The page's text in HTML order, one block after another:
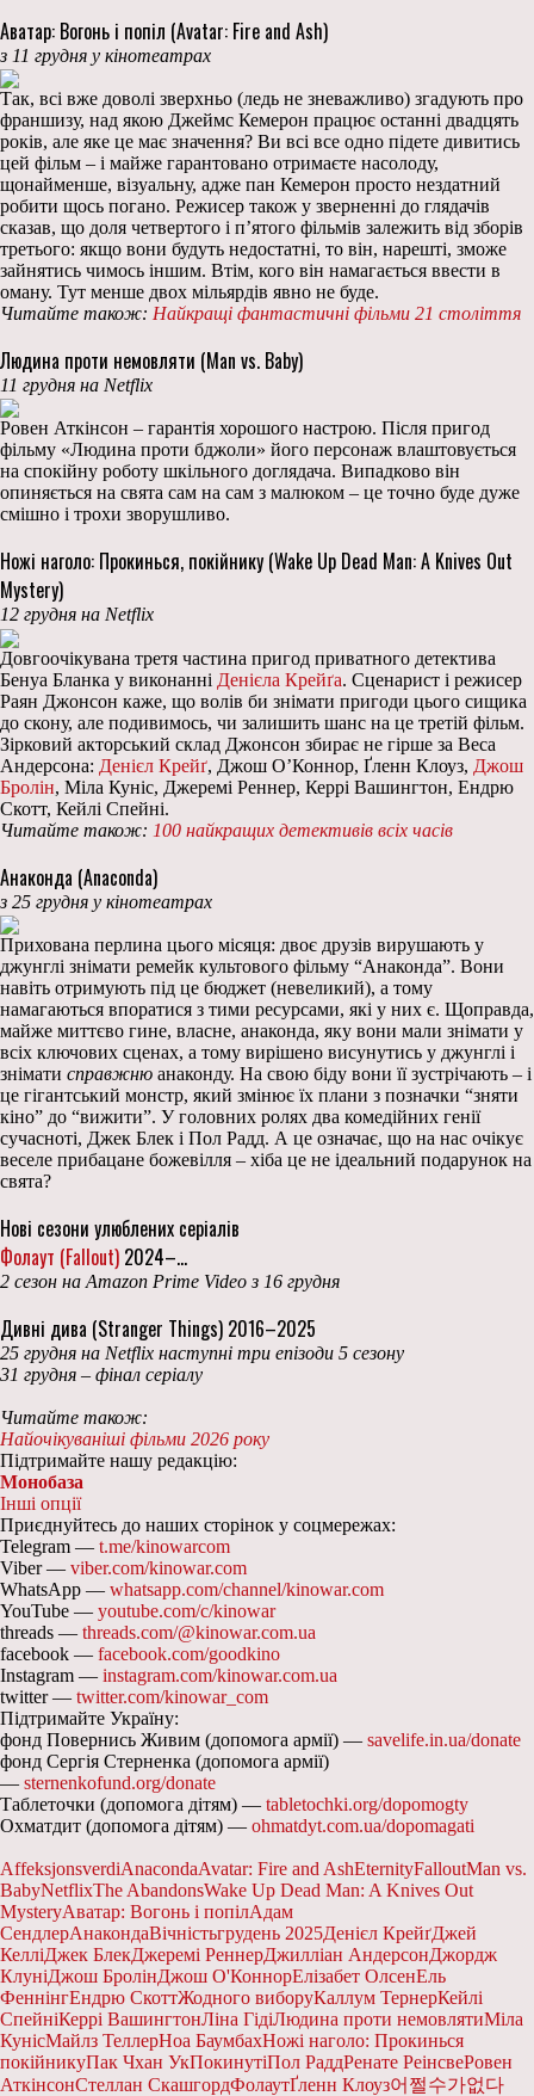
Аватар: Вогонь і попіл (Avatar: Fire and Ash)
з 11 грудня у кінотеатрах
Так, всі вже доволі зверхньо (ледь не зневажливо) згадують про
франшизу, над якою Джеймс Кемерон працює останні двадцять
років, але яке це має значення? Ви всі все одно підете дивитись
цей фільм – і майже гарантовано отримаєте насолоду,
щонайменше, візуальну, адже пан Кемерон просто нездатний
робити щось погано. Режисер також у зверненні до глядачів
сказав, що доля четвертого і п’ятого фільмів залежить від зборів
третього: якщо вони будуть недостатні, то він, нарешті, зможе
зайнятись чимось іншим. Втім, кого він намагається ввести в
оману. Тут менше двох мільярдів явно не буде.
Читайте також: Найкращі фантастичні фільми 21 століття
Людина проти немовляти (Man vs. Baby)
11 грудня на Netflix
Ровен Аткінсон – гарантія хорошого настрою. Після пригод
фільму «Людина проти бджоли» його персонаж влаштовується
на спокійну роботу шкільного доглядача. Випадково він
опиняється на свята сам на сам з малюком – це точно буде дуже
смішно і трохи зворушливо.
Ножі наголо: Прокинься, покійнику (Wake Up Dead Man: A Knives Out
Mystery)
12 грудня на Netflix
Довгоочікувана третя частина пригод приватного детектива
Бенуа Бланка у виконанні Денієла Крейґа. Сценарист і режисер
Раян Джонсон каже, що волів би знімати пригоди цього сищика
до скону, але подивимось, чи залишить шанс на це третій фільм.
Зірковий акторський склад Джонсон збирає не гірше за Веса
Андерсона: Денієл Крейґ, Джош О’Коннор, Ґленн Клоуз, Джош
Бролін, Міла Куніс, Джеремі Реннер, Керрі Вашингтон, Ендрю
Скотт, Кейлі Спейні.
Читайте також: 100 найкращих детективів всіх часів
Анаконда (Anaconda)
з 25 грудня у кінотеатрах
Прихована перлина цього місяця: двоє друзів вирушають у
джунглі знімати ремейк культового фільму “Анаконда”. Вони
навіть отримують під це бюджет (невеликий), а тому
намагаються впоратися з тими ресурсами, які у них є. Щоправда,
майже миттєво гине, власне, анаконда, яку вони мали знімати у
всіх ключових сценах, а тому вирішено висунутись у джунглі і
знімати справжню анаконду. На свою біду вони її зустрічають – і
це гігантський монстр, який змінює їх плани з позначки “зняти
кіно” до “вижити”. У головних ролях два комедійних генії
сучасноті, Джек Блек і Пол Радд. А це означає, що на нас очікує
веселе прибацане божевілля – хіба це не ідеальний подарунок на
свята?
Нові сезони улюблених серіалів
Фолаут (Fallout) 2024–…
2 сезон на Amazon Prime Video з 16 грудня
Дивні дива (Stranger Things) 2016–2025
25 грудня на Netflix наступні три епізоди 5 сезону
31 грудня – фінал серіалу
Читайте також:
Найочікуваніші фільми 2026 року
Підтримайте нашу редакцію:
Монобаза
Інші опції
Приєднуйтесь до наших сторінок у соцмережах:
Telegram — t.me/kinowarcom
Viber — viber.com/kinowar.com
WhatsApp — whatsapp.com/channel/kinowar.com
YouTube — youtube.com/c/kinowar
threads — threads.com/@kinowar.com.ua
facebook — facebook.com/goodkino
Instagram — instagram.com/kinowar.com.ua
twitter — twitter.com/kinowar_com
Підтримайте Україну:
фонд Повернись Живим (допомога армії) — savelife.in.ua/donate
фонд Сергія Стерненка (допомога армії)
— sternenkofund.org/donate
Таблеточки (допомога дітям) — tabletochki.org/dopomogty
Охматдит (допомога дітям) — ohmatdyt.com.ua/dopomagati
AffeksjonsverdiAnacondaAvatar: Fire and AshEternityFalloutMan vs.
BabyNetflixThe AbandonsWake Up Dead Man: A Knives Out
MysteryАватар: Вогонь і попілАдам
СендлерАнакондаВічністьгрудень 2025Денієл КрейґДжей
КелліДжек БлекДжеремі РеннерДжилліан АндерсонДжордж
КлуніДжош БролінДжош О'КоннорЕлізабет ОлсенЕль
ФеннінгЕндрю СкоттЖодного виборуКаллум ТернерКейлі
СпейніКеррі ВашингтонЛіна ГідіЛюдина проти немовлятиМіла
КунісМайлз ТеллерНоа БаумбахНожі наголо: Прокинься
покійникуПак Чхан УкПокинутіПол РаддРенате РеінсвеРовен
АткінсонСтеллан СкашгордФолаутҐленн Клоуз어쩔수가없다